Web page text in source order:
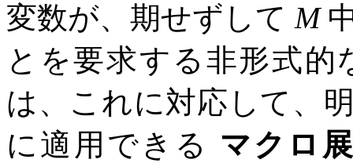
変数が、期せずしてM
とを要求する非形式的
は、これに対応して、
に適用できる マクロ